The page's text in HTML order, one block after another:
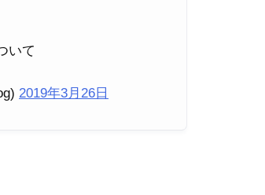
いて
2019年3月26日